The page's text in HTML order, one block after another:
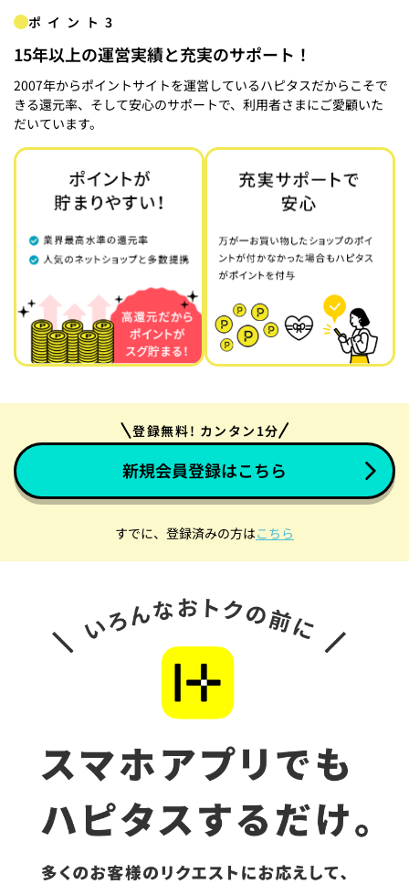
ポイント3
15年以上の運営実績と充実のサポート！
2007年からポイントサイトを運営しているハピタスだからこそで
きる還元率、そして安心のサポートで、利用者さまにご愛顧いた
だいています。
登録無料! カンタン1分
新規会員登録はこちら
すでに、登録済みの方はこちら